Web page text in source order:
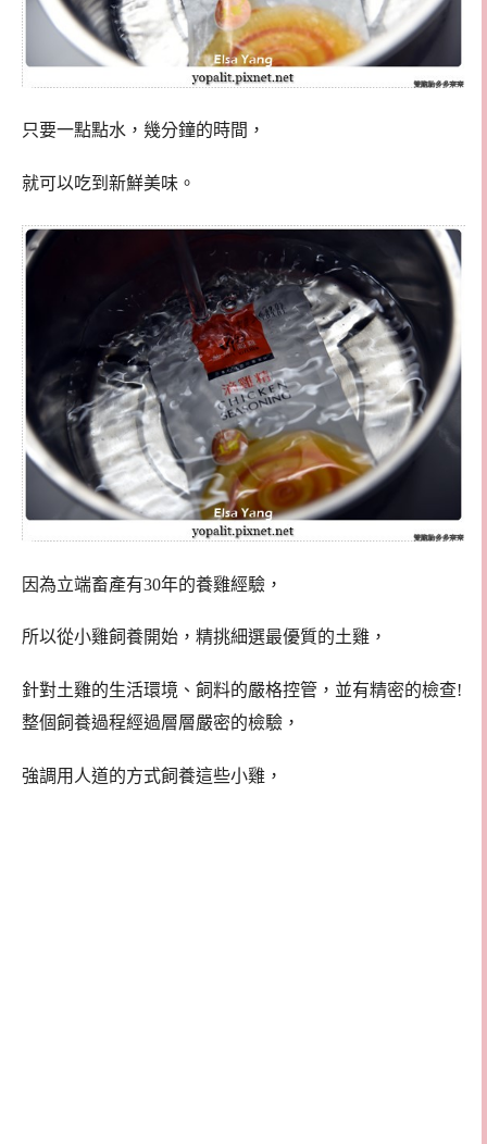
只要一點點水，幾分鐘的時間，
就可以吃到新鮮美味。
因為立端畜產有30年的養雞經驗，
所以從小雞飼養開始，精挑細選最優質的土雞，
針對土雞的生活環境、飼料的嚴格控管，並有精密的檢查!
整個飼養過程經過層層嚴密的檢驗，
強調用人道的方式飼養這些小雞，